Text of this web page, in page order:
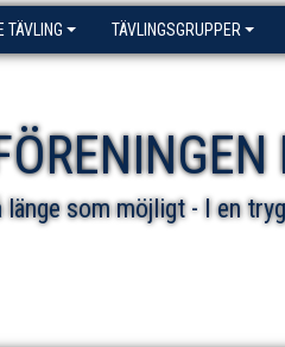
TÄVLING TÄVLINGSGRUPPER
som möjligt - I en